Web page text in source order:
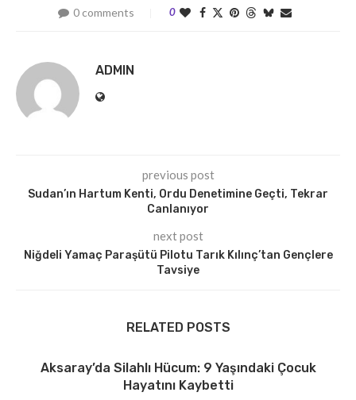
0 comments 0
ADMIN
previous post
Sudan’ın Hartum Kenti, Ordu Denetimine Geçti, Tekrar
Canlanıyor
next post
Niğdeli Yamaç Paraşütü Pilotu Tarık Kılınç’tan Gençlere
Tavsiye
RELATED POSTS
Aksaray’da Silahlı Hücum: 9 Yaşındaki Çocuk
Hayatını Kaybetti